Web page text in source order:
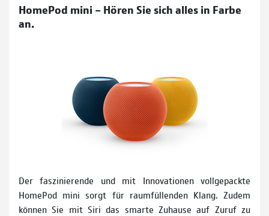
HomePod mini – Hören Sie sich alles in Farbe
an.
Der faszinierende und mit Innovationen vollgepackte
HomePod mini sorgt für raumfüllenden Klang. Zudem
können Sie mit Siri das smarte Zuhause auf Zuruf zu